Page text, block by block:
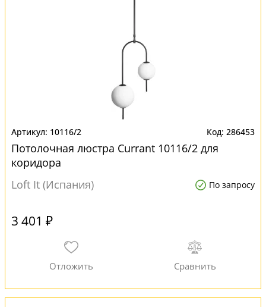
10116/2 286453
Потолочная люстра Currant 10116/2 для
коридора
Loft It (Испания)
По запросу
3 401 ₽